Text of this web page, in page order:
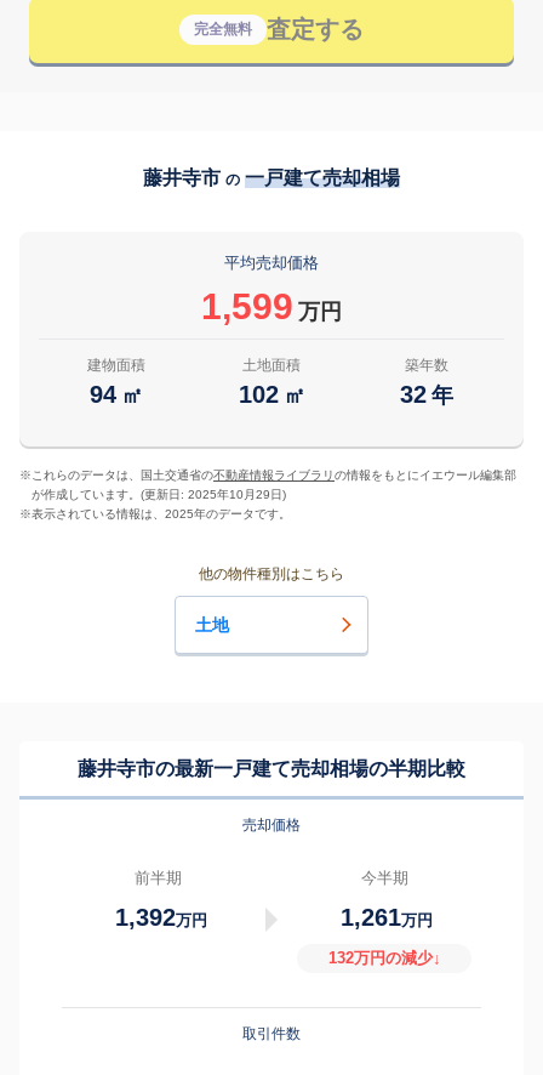
完全無料 査定する
藤井寺市 の 一戸建て売却相場
平均売却価格
1,599 万円
建物面積
94 ㎡
土地面積
102 ㎡
築年数
32 年
※ これらのデータは、国土交通省の不動産情報ライブラリの情報をもとにイエウール編集部
が作成しています。(更新日: 2025年10月29日)
※表示されている情報は、2025年のデータです。
他の物件種別はこちら
土地
藤井寺市の最新一戸建て売却相場の半期比較
売却価格
前半期
1,392万円
今半期
1,261万円
132万円の減少↓
取引件数